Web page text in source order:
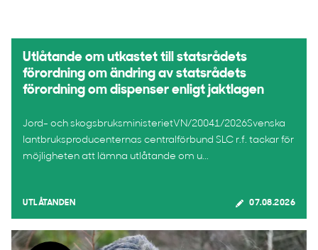
Utlåtande om utkastet till statsrådets
förordning om ändring av statsrådets
förordning om dispenser enligt jaktlagen
Jord- och skogsbruksministerietVN/20041/2026Svenska
lantbruksproducenternas centralförbund SLC r.f. tackar för
möjligheten att lämna utlåtande om u...
UTLÅTANDEN 07.08.2026